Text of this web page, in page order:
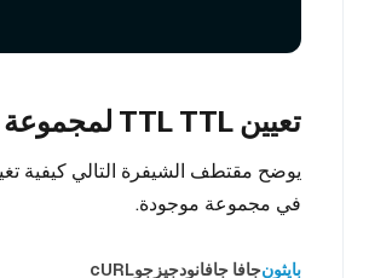
تعيين TTL TTL لمجموعة موجودة
في مجموعة موجودة.
بايثونجافا جافانودجيز جوcURL